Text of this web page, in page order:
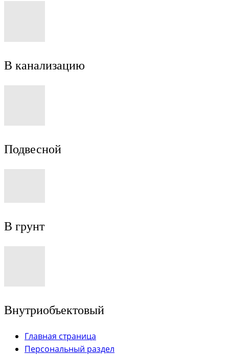
В канализацию
Подвесной
В грунт
Внутриобъектовый
Главная страница
Персональный раздел